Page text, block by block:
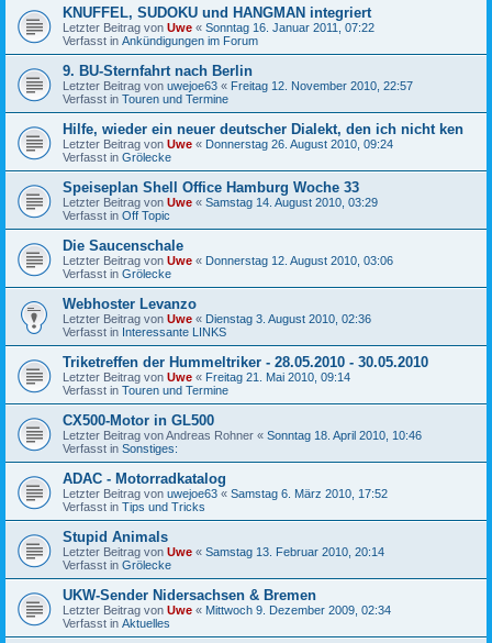
KNUFFEL, SUDOKU und HANGMAN integriert
Letzter Beitrag von Uwe « Sonntag 16. Januar 2011, 07:22
Verfasst in Ankündigungen im Forum
9. BU-Sternfahrt nach Berlin
Letzter Beitrag von uwejoe63 « Freitag 12. November 2010, 22:57
Verfasst in Touren und Termine
Hilfe, wieder ein neuer deutscher Dialekt, den ich nicht ken
Letzter Beitrag von Uwe « Donnerstag 26. August 2010, 09:24
Verfasst in Grölecke
Speiseplan Shell Office Hamburg Woche 33
Letzter Beitrag von Uwe « Samstag 14. August 2010, 03:29
Verfasst in Off Topic
Die Saucenschale
Letzter Beitrag von Uwe « Donnerstag 12. August 2010, 03:06
Verfasst in Grölecke
Webhoster Levanzo
Letzter Beitrag von Uwe « Dienstag 3. August 2010, 02:36
Verfasst in Interessante LINKS
Triketreffen der Hummeltriker - 28.05.2010 - 30.05.2010
Letzter Beitrag von Uwe « Freitag 21. Mai 2010, 09:14
Verfasst in Touren und Termine
CX500-Motor in GL500
Letzter Beitrag vonAndreas Rohner « Sonntag 18. April 2010, 10:46
Verfasst in Sonstiges:
ADAC - Motorradkatalog
Letzter Beitrag von uwejoe63 « Samstag 6. März 2010, 17:52
Verfasst in Tips und Tricks
Stupid Animals
Letzter Beitrag von Uwe « Samstag 13. Februar 2010, 20:14
Verfasst in Grölecke
UKW-Sender Nidersachsen & Bremen
Letzter Beitrag von Uwe « Mittwoch 9. Dezember 2009, 02:34
Verfasst in Aktuelles